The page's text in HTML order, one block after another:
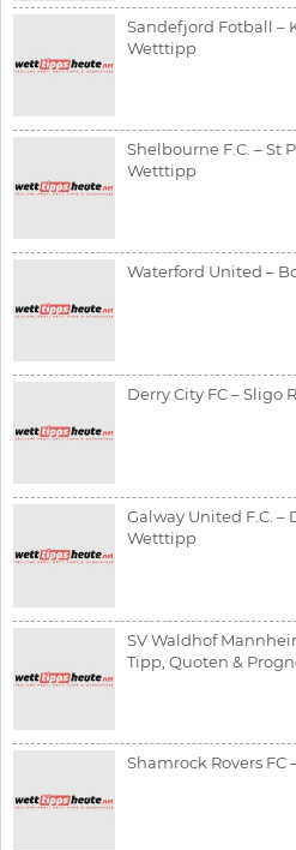
Sandefjord Fotball –
Wetttipp
Shelbourne F.C. – St
Wetttipp
Waterford United –
Derry City FC – Sligo
Galway United F.C. –
Wetttipp
SV Waldhof
Tipp, Quoten &
Shamrock Rovers